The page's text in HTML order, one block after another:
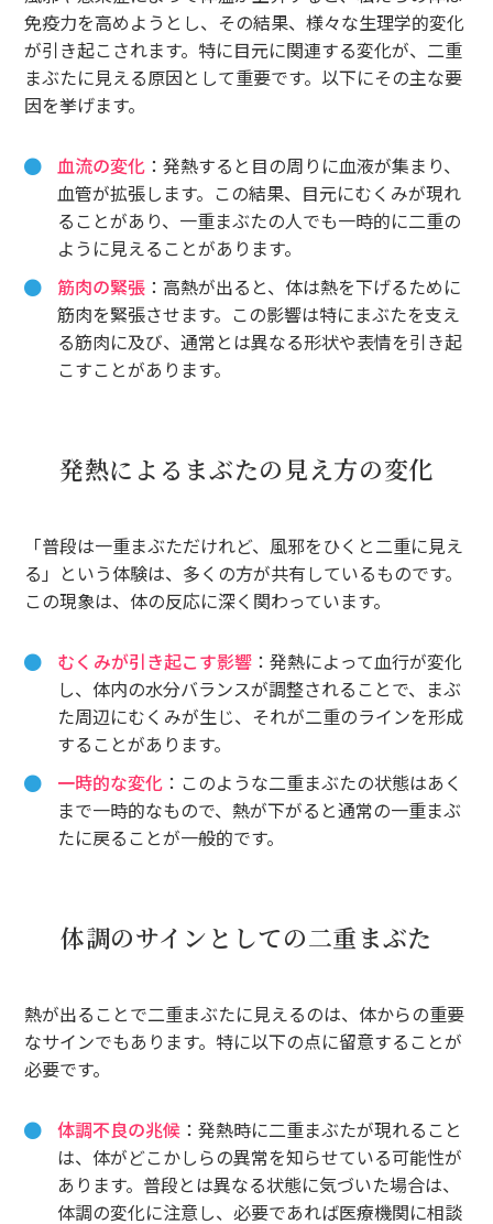
免疫力を高めようとし、その結果、様々な生理学的変化
が引き起こされます。特に目元に関連する変化が、二重
まぶたに見える原因として重要です。以下にその主な要
因を挙げます。
血流の変化 ：発熱すると目の周りに血液が集まり、
血管が拡張します。この結果、目元にむくみが現れ
ることがあり、一重まぶたの人でも一時的に二重の
ように見えることがあります。
筋肉の緊張 ：高熱が出ると、体は熱を下げるために
筋肉を緊張させます。この影響は特にまぶたを支え
る筋肉に及び、通常とは異なる形状や表情を引き起
こすことがあります。
発熱によるまぶたの見え方の変化
「普段は一重まぶただけれど、風邪をひくと二重に見え
る」という体験は、多くの方が共有しているものです。
この現象は、体の反応に深く関わっています。
むくみが引き起こす影響 ：発熱によって血行が変化
し、体内の水分バランスが調整されることで、まぶ
た周辺にむくみが生じ、それが二重のラインを形成
することがあります。
一時的な変化 ：このような二重まぶたの状態はあく
まで一時的なもので、熱が下がると通常の一重まぶ
たに戻ることが一般的です。
体調のサインとしての二重まぶた
熱が出ることで二重まぶたに見えるのは、体からの重要
なサインでもあります。特に以下の点に留意することが
必要です。
体調不良の兆候 ：発熱時に二重まぶたが現れること
は、体がどこかしらの異常を知らせている可能性が
あります。普段とは異なる状態に気づいた場合は、
体調の変化に注意し、必要であれば医療機関に相談